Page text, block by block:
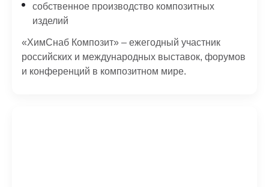
собственное производство композитных
изделий
«ХимСнаб Композит» – ежегодный участник
российских и международных выставок, форумов
и конференций в композитном мире.